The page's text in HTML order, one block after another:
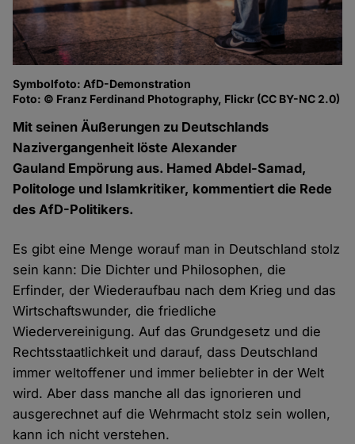
Symbolfoto: AfD-Demonstration
Foto: © Franz Ferdinand Photography, Flickr (CC BY-NC 2.0)
Mit seinen Äußerungen zu Deutschlands
Nazivergangenheit löste Alexander
Gauland Empörung aus. Hamed Abdel-Samad,
Politologe und Islamkritiker, kommentiert die Rede
des AfD-Politikers.
Es gibt eine Menge worauf man in Deutschland stolz
sein kann: Die Dichter und Philosophen, die
Erfinder, der Wiederaufbau nach dem Krieg und das
Wirtschaftswunder, die friedliche
Wiedervereinigung. Auf das Grundgesetz und die
Rechtsstaatlichkeit und darauf, dass Deutschland
immer weltoffener und immer beliebter in der Welt
wird. Aber dass manche all das ignorieren und
ausgerechnet auf die Wehrmacht stolz sein wollen,
kann ich nicht verstehen.